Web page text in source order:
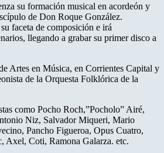
su formación musical en acordeón y
de Don Roque González.
faceta de composición e irá
llegando a grabar su primer disco a
Artes en Música, en Corrientes Capital y
de la Orquesta Folklórica de la
como Pocho Roch,”Pocholo” Airé,
Niz, Salvador Miqueri, Mario
Pancho Figueroa, Opus Cuatro,
Axel, Coti, Ramona Galarza. etc.